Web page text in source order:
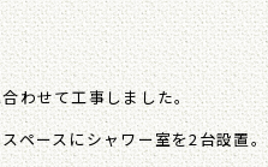
わせて工事しました。
ペースにシャワー室を2台設置。